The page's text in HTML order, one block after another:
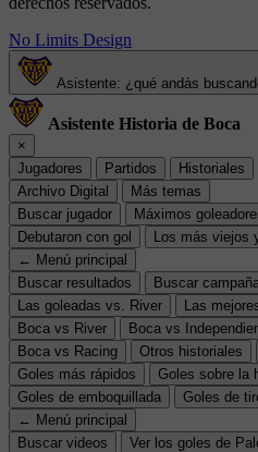
No Limits Design
Asistente: ¿qué andás
Asistente Historia de Boca
×
Jugadores
Partidos Historiales
Archivo Digital
Más temas
Buscar jugador
Máximos
Debutaron con gol
Los más viejos
← Menú principal
Buscar resultados
Buscar
Las goleadas vs. River
Las
Boca vs River
Boca vs
Boca vs Racing
Otros historiales
Goles más rápidos
Goles sobre la
Goles de emboquillada
Goles de
← Menú principal
Buscar videos
Ver los goles de